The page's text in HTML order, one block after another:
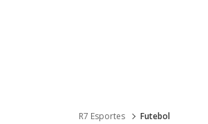
R7 Esportes Futebol